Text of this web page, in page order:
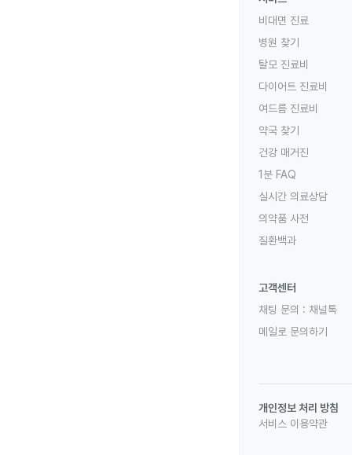
비대면 진료
병원 찾기
탈모 진료비
다이어트 진료비
여드름 진료비
약국 찾기
건강 매거진
1분 FAQ
실시간 의료상담
의약품 사전
질환백과
고객센터
채팅 문의 : 채널톡
메일로 문의하기
개인정보 처리 방침
서비스 이용약관